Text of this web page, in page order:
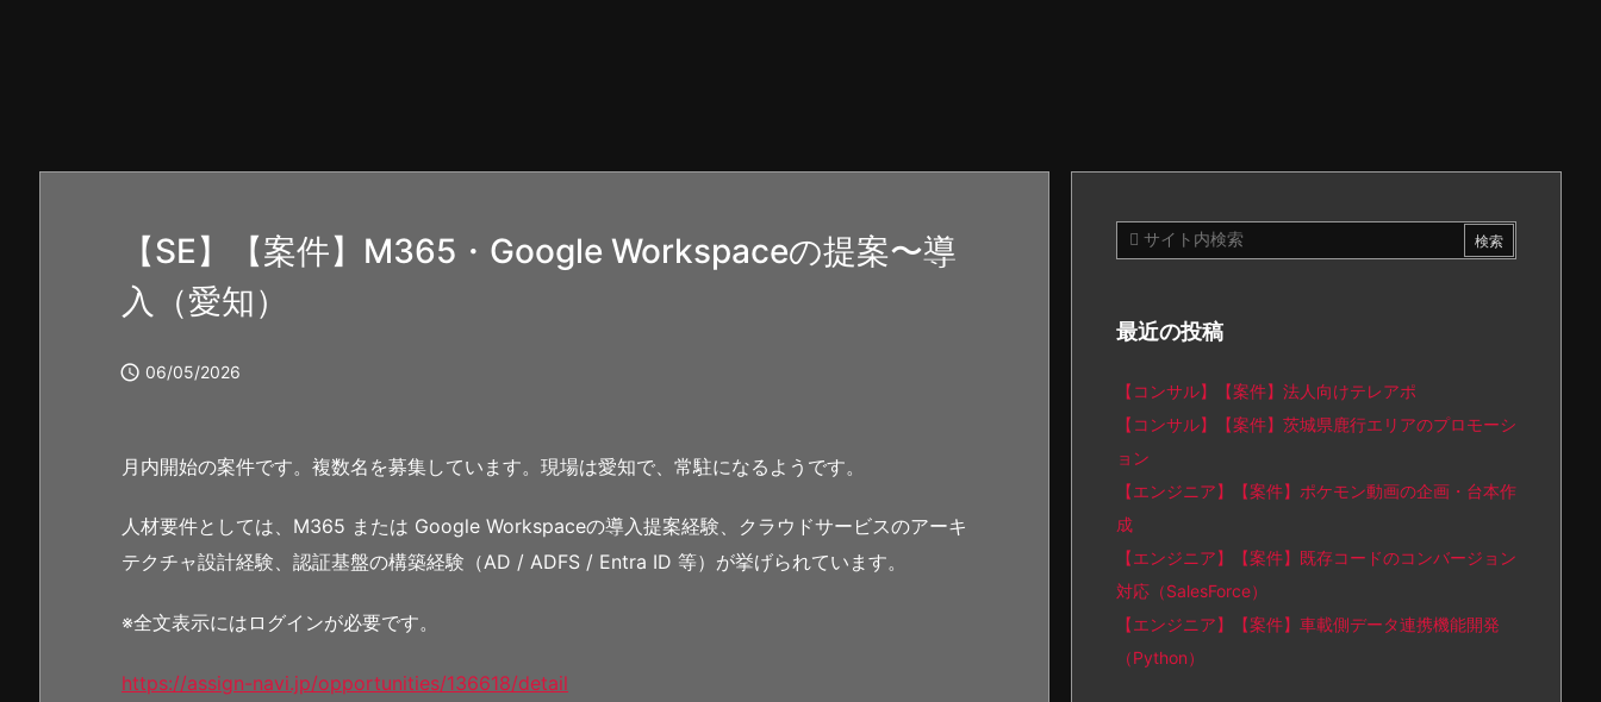
【SE】【案件】M365・Google Workspaceの提案〜導
入（愛知）
 06/05/2026
月内開始の案件です。複数名を募集しています。現場は愛知で、常駐になるようです。
人材要件としては、M365 または Google Workspaceの導入提案経験、クラウドサービスのアーキ
テクチャ設計経験、認証基盤の構築経験（AD / ADFS / Entra ID 等）が挙げられています。
※全文表示にはログインが必要です。
https://assign-navi.jp/opportunities/136618/detail
最近の投稿
【コンサル】【案件】法人向けテレアポ
【コンサル】【案件】茨城県鹿行エリアのプロモーシ
ョン
【エンジニア】【案件】ポケモン動画の企画・台本作
成
【エンジニア】【案件】既存コードのコンバージョン
対応（SalesForce）
【エンジニア】【案件】車載側データ連携機能開発
（Python）